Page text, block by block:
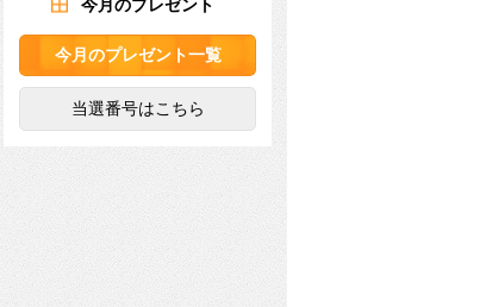
今月のプレゼント
今月のプレゼント一覧
当選番号はこちら